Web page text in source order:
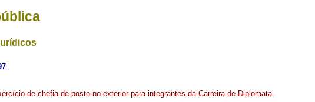
.
de chefia de posto no exterior para integrantes da Carreira de Diplomata.